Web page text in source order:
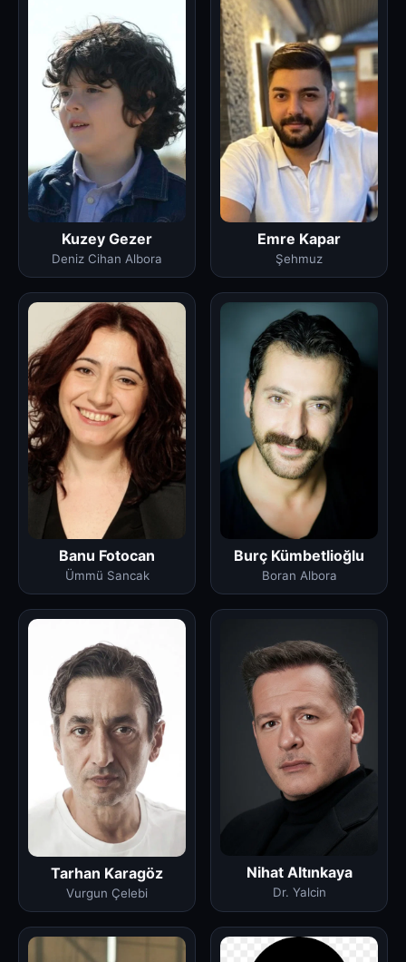
Kuzey Gezer
Deniz Cihan Albora
Emre Kapar
Şehmuz
Banu Fotocan
Ümmü Sancak
Burç Kümbetlioğlu
Boran Albora
Tarhan Karagöz
Vurgun Çelebi
Nihat Altınkaya
Dr. Yalcin